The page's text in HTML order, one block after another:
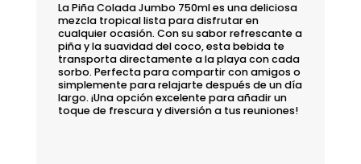
La Piña Colada Jumbo 750ml es una deliciosa
mezcla tropical lista para disfrutar en
cualquier ocasión. Con su sabor refrescante a
piña y la suavidad del coco, esta bebida te
transporta directamente a la playa con cada
sorbo. Perfecta para compartir con amigos o
simplemente para relajarte después de un día
largo. ¡Una opción excelente para añadir un
toque de frescura y diversión a tus reuniones!